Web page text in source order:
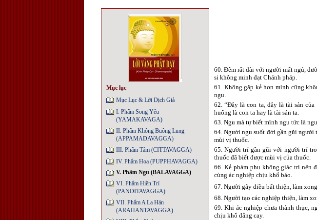
Mục lục
Mục Lục & Lời Dịch Giả
I. Phẩm Song Yếu
(YAMAKAVAGA)
II. Phẩm Không Buông Lung
(APPAMADAVAGGA)
III. Phẩm Tâm (CITTAVAGGA)
IV. Phẩm Hoa (PUPPHAVAGGA)
V. Phẩm Ngu (BALAVAGGA)
VI. Phẩm Hiền Trí
(PANDITAVAGGA)
VII. Phẩm A La Hán
(ARAHANTAVAGGA)
60. Đêm rất dài với người mất ngủ,
si không minh đạt Chánh pháp.
61. Không gặp kẻ hơn mình cũng
ngu.
62. “Đây là con ta, đây là tài sản
huống là con ta hay là tài sản ta.
63. Ngu mà tự biết mình ngu tức là
64. Người ngu suốt đời gần gũi người
mùi vị thuốc.
65. Người trí gần gũi với người trí
thuốc đã biết được mùi vị của thuốc.
66. Kẻ phàm phu không giác tri nên
cùng ác nghiệp chịu khổ báo.
67. Người gây điều bất thiện, làm
68. Người tạo các nghiệp thiện, làm
69. Khi ác nghiệp chưa thành thục,
chịu khổ đắng cay.